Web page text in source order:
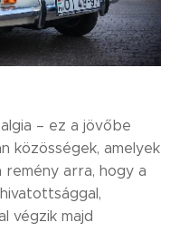
– ez a jövőbe
közösségek, amelyek
remény arra, hogy a
végzik majd